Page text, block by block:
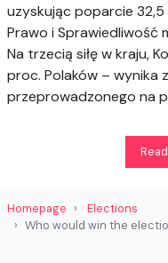
uzyskując poparcie
Prawo i Sprawiedliwość
Na trzecią siłę w kraju,
proc. Polaków – wynika
przeprowadzonego na
Homepage
Elections
Who would win the